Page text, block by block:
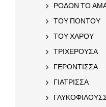
ΡΟΔΟΝ ΤΟ
ΤΟΥ ΠΟΝΤΟΥ
ΤΟΥ ΧΑΡΟΥ
ΤΡΙΧΕΡΟΥΣΑ
ΓΕΡΟΝΤΙΣΣΑ
ΓΙΑΤΡΙΣΣΑ